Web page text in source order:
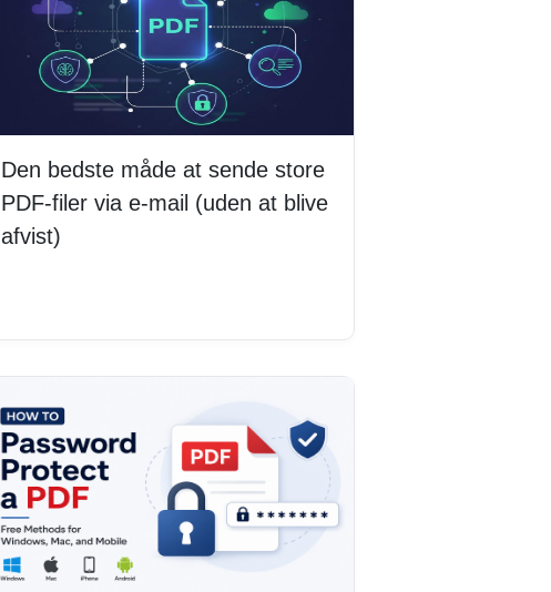
Den bedste måde at sende store
PDF-filer via e-mail (uden at blive
afvist)